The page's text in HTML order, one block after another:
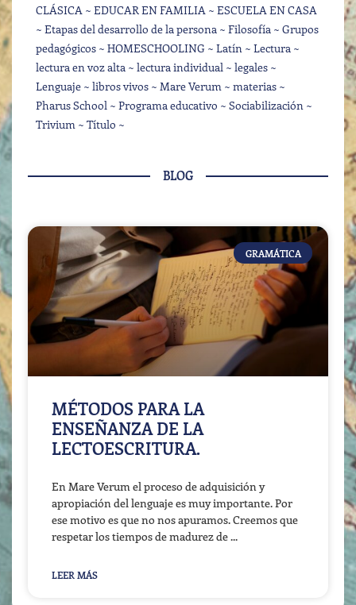
GRAMÁTICA
MÉTODOS PARA LA
ENSEÑANZA DE LA
LECTOESCRITURA.
En Mare Verum el proceso de adquisición y
apropiación del lenguaje es muy importante. Por
ese motivo es que no nos apuramos. Creemos que
respetar los tiempos de madurez de
LEER MÁS
CLÁSICA
EDUCAR EN FAMILIA
ESCUELA EN CASA
Etapas del desarrollo de la persona
Filosofía
Grupos
pedagógicos
HOMESCHOOLING Latín
Lectura
lectura en voz alta
lectura individual
legales
Lenguaje
libros vivos Mare Verum
materias
Pharus School
Programa educativo
Sociabilización
Trivium
Título
BLOG